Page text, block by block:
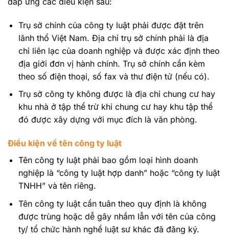
Trụ sở chính của công ty luật phải được đặt trên
lãnh thổ Việt Nam. Địa chỉ trụ sở chính phải là địa
chỉ liên lạc của doanh nghiệp và được xác định theo
địa giới đơn vị hành chính. Trụ sở chính cần kèm
theo số điện thoại, số fax và thư điện tử (nếu có).
Trụ sở công ty không được là địa chỉ chung cư hay
khu nhà ở tập thể trừ khi chung cư hay khu tập thể
đó được xây dựng với mục đích là văn phòng.
Điều kiện về tên công ty luật
Tên công ty luật phải bao gồm loại hình doanh
nghiệp là “công ty luật hợp danh” hoặc “công ty luật
TNHH” và tên riêng.
Tên công ty luật cần tuân theo quy định là không
được trùng hoặc dễ gây nhầm lẫn với tên của công
ty/ tổ chức hành nghề luật sư khác đã đăng ký.